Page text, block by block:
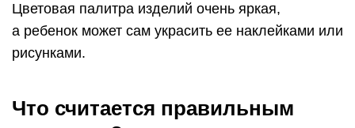
Цветовая палитра изделий очень яркая,
а ребенок может сам украсить ее наклейками или
рисунками.
Что считается правильным